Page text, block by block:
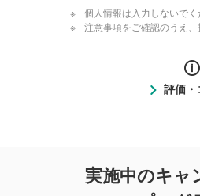
個人情報は入力しないでく
注意事項をご確認のうえ、
評価・
投稿に関す
実施中のキャ